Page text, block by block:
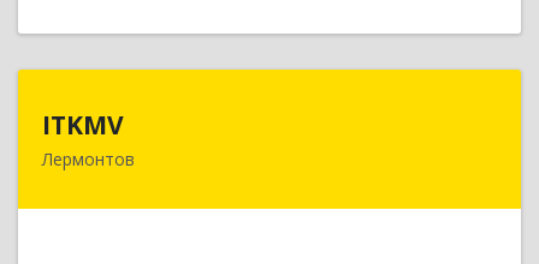
ITKMV
Лермонтов